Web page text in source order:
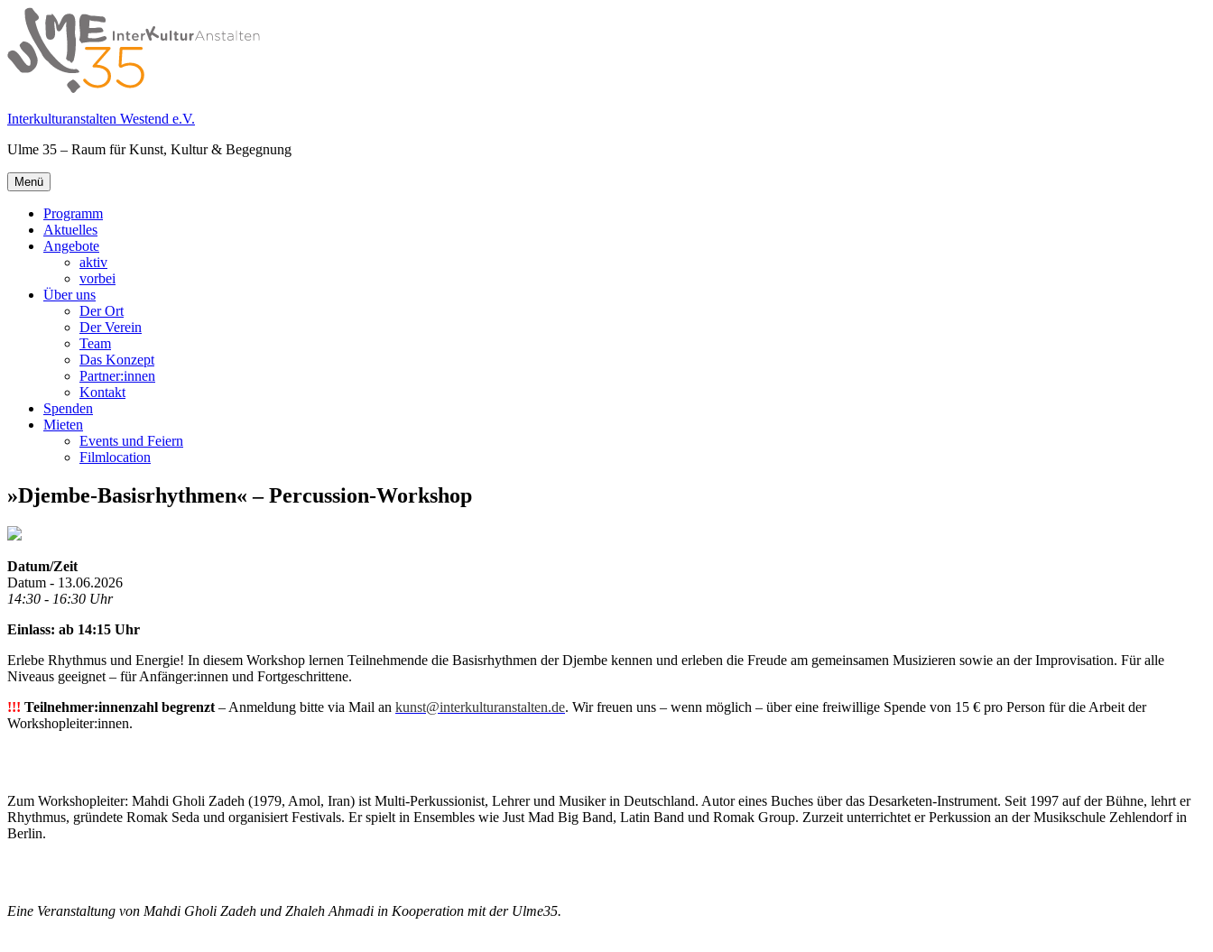
Springe
zum
Inhalt
Interkulturanstalten Westend e.V.
Ulme 35 – Raum für Kunst, Kultur & Begegnung
Primäres
Menü
Menü
Programm
Aktuelles
Angebote
aktiv
vorbei
Über uns
Der Ort
Der Verein
Team
Das Konzept
Partner:innen
Kontakt
Spenden
Mieten
Events und Feiern
Filmlocation
»Djembe-Basisrhythmen« – Percussion-Workshop
Datum/Zeit
Datum - 13.06.2026
14:30 - 16:30 Uhr
Einlass: ab 14:15 Uhr
Erlebe Rhythmus und Energie! In diesem Workshop lernen Teilnehmende die Basisrhythmen der Djembe kennen und erleben die Freude am gemeinsamen Musizieren sowie an der Improvisation. Für alle
Niveaus geeignet – für Anfänger:innen und Fortgeschrittene.
!!! Teilnehmer:innenzahl begrenzt – Anmeldung bitte via Mail an kunst@interkulturanstalten.de. Wir freuen uns – wenn möglich – über eine freiwillige Spende von 15 € pro Person für die Arbeit der
Workshopleiter:innen.
Zum Workshopleiter: Mahdi Gholi Zadeh (1979, Amol, Iran) ist Multi-Perkussionist, Lehrer und Musiker in Deutschland. Autor eines Buches über das Desarketen-Instrument. Seit 1997 auf der Bühne, lehrt er
Rhythmus, gründete Romak Seda und organisiert Festivals. Er spielt in Ensembles wie Just Mad Big Band, Latin Band und Romak Group. Zurzeit unterrichtet er Perkussion an der Musikschule Zehlendorf in
Berlin.
Eine Veranstaltung von Mahdi Gholi Zadeh und Zhaleh Ahmadi in Kooperation mit der Ulme35.